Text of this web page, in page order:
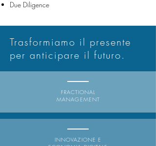
Due Diligence
Trasformiamo il presente
per anticipare il futuro.
FRACTIONAL
MANAGEMENT
INNOVAZIONE E